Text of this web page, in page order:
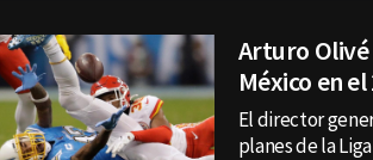
Arturo Olivé
México en el
El director
planes de la